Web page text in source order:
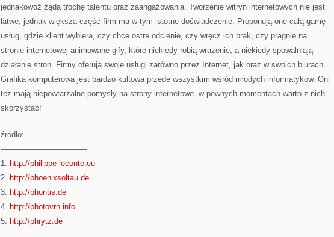
jednakowoż żąda trochę talentu oraz zaangażowania. Tworzenie witryn internetowych nie jest
łatwe, jednak większa część firm ma w tym istotne doświadczenie. Proponują one całą gamę
usług, gdzie klient wybiera, czy chce ostre odcienie, czy wręcz ich brak, czy pragnie na
stronie internetowej animowane gify, które niekiedy robią wrażenie, a niekiedy spowalniają
działanie stron. Firmy oferują swoje usługi zarówno przez Internet, jak oraz w swoich biurach.
Grafika komputerowa jest bardzo kultowa przede wszystkim wśród młodych informatyków. Oni
tez mają niepowtarzalne pomysły na strony internetowe- w pewnych momentach warto z nich
skorzystać!
źródło:
———————————
1. http://philippe-leconte.eu
2. http://phoenixsoltau.de
3. http://phontis.de
4. http://photovrn.info
5. http://phrytz.de